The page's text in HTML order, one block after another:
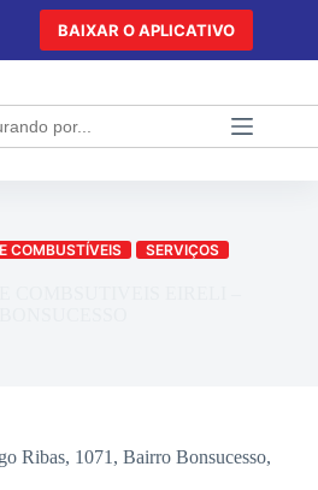
BAIXAR O APLICATIVO
COMBUSTÍVEIS SERVIÇOS
Ribas, 1071, Bairro Bonsucesso,